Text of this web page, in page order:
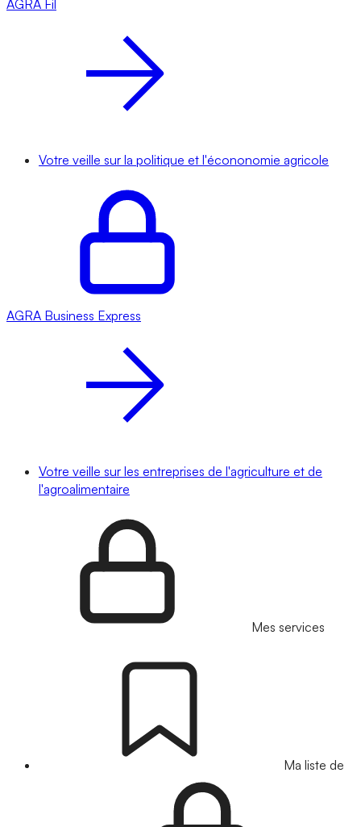
AGRA Fil
Votre veille sur la politique et l'écononomie agricole
AGRA Business Express
Votre veille sur les entreprises de l'agriculture et de
l'agroalimentaire
Mes services
Ma liste de